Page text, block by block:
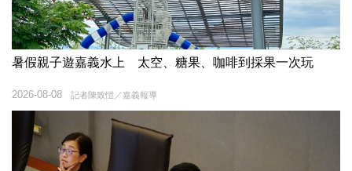
暑假親子遊嘉義水上 太空、糖果、咖啡到採果一次玩
記者陳致愷／嘉義報導
2026-08-08